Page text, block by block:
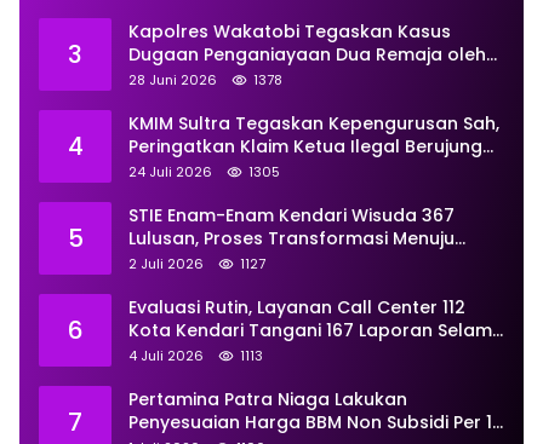
3
Kapolres Wakatobi Tegaskan Kasus
Dugaan Penganiayaan Dua Remaja oleh
Dua Anggota Ditangani Secara
28 Juni 2026 1378
4
KMIM Sultra Tegaskan Kepengurusan Sah,
Peringatkan Klaim Ketua Ilegal Berujung
Proses Hukum
24 Juli 2026 1305
5
STIE Enam-Enam Kendari Wisuda 367
Lulusan, Proses Transformasi Menuju
Universitas Resmi Diterima
2 Juli 2026 1127
6
Evaluasi Rutin, Layanan Call Center 112
Kota Kendari Tangani 167 Laporan Selama
Juni
4 Juli 2026 1113
7
Pertamina Patra Niaga Lakukan
Penyesuaian Harga BBM Non Subsidi Per 1